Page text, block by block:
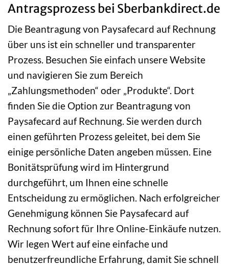
Antragsprozess bei Sberbankdirect.de
Die Beantragung von Paysafecard auf Rechnung
über uns ist ein schneller und transparenter
Prozess. Besuchen Sie einfach unsere Website
und navigieren Sie zum Bereich
„Zahlungsmethoden“ oder „Produkte“. Dort
finden Sie die Option zur Beantragung von
Paysafecard auf Rechnung. Sie werden durch
einen geführten Prozess geleitet, bei dem Sie
einige persönliche Daten angeben müssen. Eine
Bonitätsprüfung wird im Hintergrund
durchgeführt, um Ihnen eine schnelle
Entscheidung zu ermöglichen. Nach erfolgreicher
Genehmigung können Sie Paysafecard auf
Rechnung sofort für Ihre Online-Einkäufe nutzen.
Wir legen Wert auf eine einfache und
benutzerfreundliche Erfahrung, damit Sie schnell